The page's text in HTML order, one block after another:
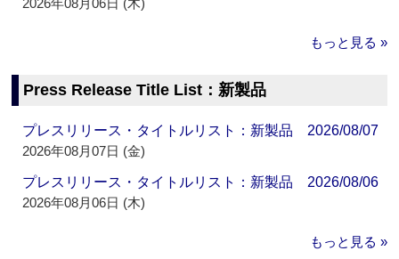
2026年08月06日 (木)
もっと見る »
Press Release Title List：新製品
プレスリリース・タイトルリスト：新製品 2026/08/07
2026年08月07日 (金)
プレスリリース・タイトルリスト：新製品 2026/08/06
2026年08月06日 (木)
もっと見る »